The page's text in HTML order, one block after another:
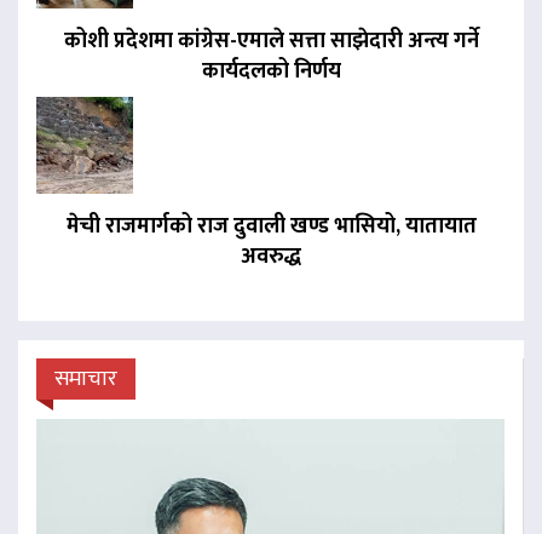
कोशी प्रदेशमा कांग्रेस-एमाले सत्ता साझेदारी अन्त्य गर्ने
कार्यदलको निर्णय
मेची राजमार्गको राज दुवाली खण्ड भासियो, यातायात
अवरुद्ध
समाचार